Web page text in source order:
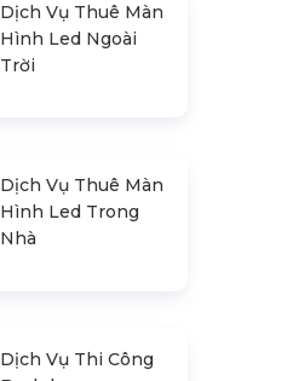
Dịch Vụ Thuê Màn
Hình Led Ngoài
Trời
Dịch Vụ Thuê Màn
Hình Led Trong
Nhà
Dịch Vụ Thi Công